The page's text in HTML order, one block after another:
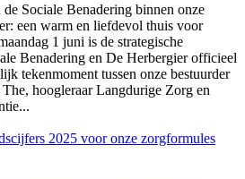
Sociale Benadering binnen onze
een warm en liefdevol thuis voor
1 juni is de strategische
Benadering en De Herbergier officieel
tekenmoment tussen onze bestuurder
hoogleraar Langdurige Zorg en